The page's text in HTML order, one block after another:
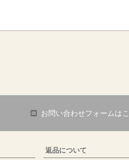
お問い合わせフォームは
返品について